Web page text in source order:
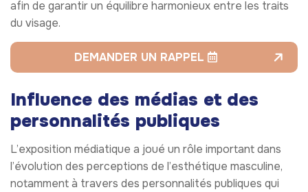
afin de garantir un équilibre harmonieux entre les traits
du visage.
DEMANDER UN RAPPEL
Influence des médias et des
personnalités publiques
L’exposition médiatique a joué un rôle important dans
l’évolution des perceptions de l’esthétique masculine,
notamment à travers des personnalités publiques qui